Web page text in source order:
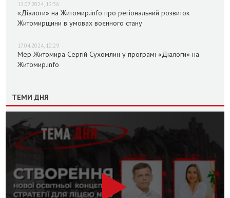
12.07.2024, 12:36
«Діалоги» на Житомир.info про регіональний розвиток
Житомирщини в умовах воєнного стану
17.04.2024, 10:29
Мер Житомира Сергій Сухомлин у програмі «Діалоги» на
Житомир.info
ТЕМИ ДНЯ